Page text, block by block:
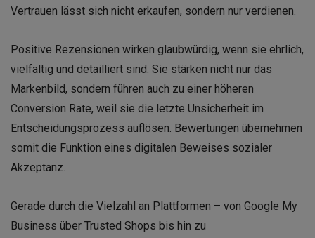
Vertrauen lässt sich nicht erkaufen, sondern nur verdienen.
Positive Rezensionen wirken glaubwürdig, wenn sie ehrlich,
vielfältig und detailliert sind. Sie stärken nicht nur das
Markenbild, sondern führen auch zu einer höheren
Conversion Rate, weil sie die letzte Unsicherheit im
Entscheidungsprozess auflösen. Bewertungen übernehmen
somit die Funktion eines digitalen Beweises sozialer
Akzeptanz.
Gerade durch die Vielzahl an Plattformen – von Google My
Business über Trusted Shops bis hin zu